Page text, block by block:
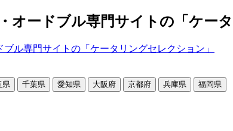
オードブル専門サイトの「ケー
県 千葉県 愛知県 大阪府 京都府 兵庫県 福岡県